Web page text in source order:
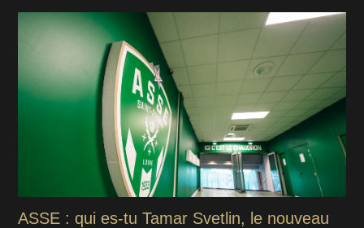
ASSE : qui es-tu Tamar Svetlin, le nouveau